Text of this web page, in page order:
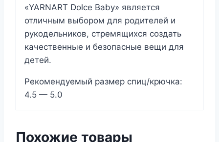
«YARNART Dolce Baby» является
отличным выбором для родителей и
рукодельников, стремящихся создать
качественные и безопасные вещи для
детей.
Рекомендуемый размер спиц/крючка:
4.5 — 5.0
Похожие товары